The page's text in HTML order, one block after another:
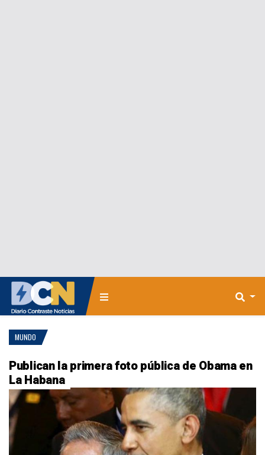
MUNDO
Publican la primera foto pública de Obama en
La Habana